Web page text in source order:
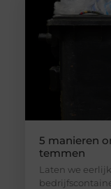
5 manieren
temmen
Laten we